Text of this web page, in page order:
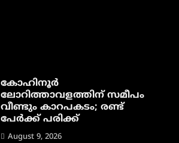
കോഹിനൂർ
ലോറിത്താവളത്തിന് സമീപം
വീണ്ടും കാറപകടം; രണ്ട്
പേർക്ക് പരിക്ക്
August 9, 2026